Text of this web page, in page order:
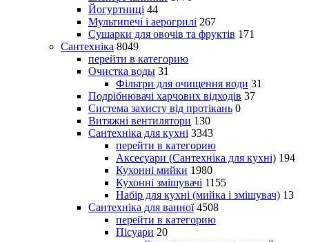
Йогуртниці 44
Мультипечі і аерогрилі 267
Сушарки для овочів та фруктів 171
Сантехніка 8049
перейти в категорию
Очистка воды 31
Фільтри для очищення води 31
Подрібнювачі харчових відходів 37
Система захисту від протікань 0
Витяжні вентилятори 130
Сантехніка для кухні 3343
перейти в категорию
Аксесуари (Сантехніка для кухні) 194
Кухонні мийки 1980
Кухонні змішувачі 1155
Набір для кухні (мийка і змішувач) 13
Сантехніка для ванної 4508
перейти в категорию
Пісуари 20